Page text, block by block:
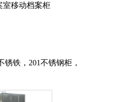
室移动档案柜
铁，201不锈钢柜，